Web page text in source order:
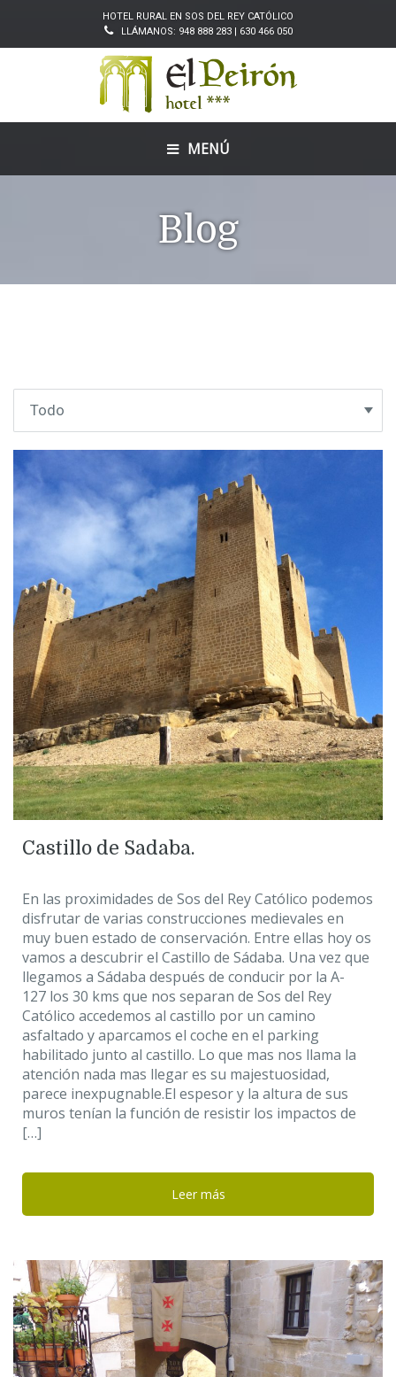
HOTEL RURAL EN SOS DEL REY CATÓLICO
LLÁMANOS: 948 888 283 | 630 466 050
MENÚ
Blog
Castillo de Sadaba.
En las proximidades de Sos del Rey Católico podemos
disfrutar de varias construcciones medievales en
muy buen estado de conservación. Entre ellas hoy os
vamos a descubrir el Castillo de Sádaba. Una vez que
llegamos a Sádaba después de conducir por la A-
127 los 30 kms que nos separan de Sos del Rey
Católico accedemos al castillo por un camino
asfaltado y aparcamos el coche en el parking
habilitado junto al castillo. Lo que mas nos llama la
atención nada mas llegar es su majestuosidad,
parece inexpugnable.El espesor y la altura de sus
muros tenían la función de resistir los impactos de
[…]
Leer más